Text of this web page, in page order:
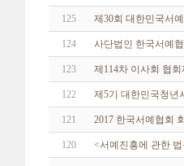
125 제30회 대한민국서
124 사단법인 한국서예
123 제114차 이사회 협
122 제5기 대한민국청년
121 2017 한국서예협회
120 <서예진흥에 관한